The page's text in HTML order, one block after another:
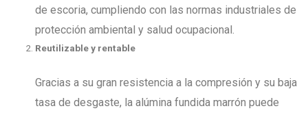
de escoria, cumpliendo con las normas industriales de
protección ambiental y salud ocupacional.
Reutilizable y rentable
Gracias a su gran resistencia a la compresión y su baja
tasa de desgaste, la alúmina fundida marrón puede